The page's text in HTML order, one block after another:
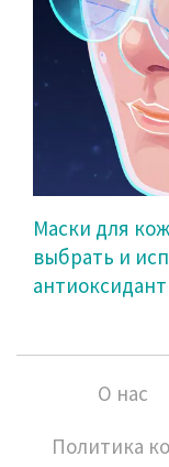
Маски для
выбрать и
О нас
Политика